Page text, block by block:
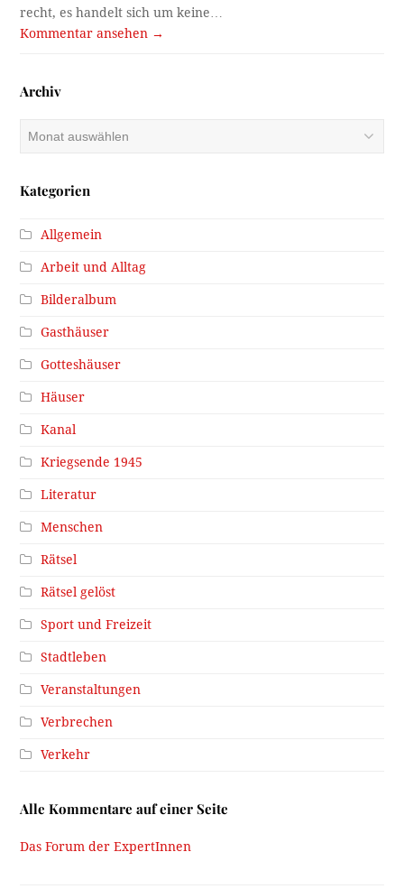
recht, es handelt sich um keine…
Kommentar ansehen →
Archiv
Kategorien
Allgemein
Arbeit und Alltag
Bilderalbum
Gasthäuser
Gotteshäuser
Häuser
Kanal
Kriegsende 1945
Literatur
Menschen
Rätsel
Rätsel gelöst
Sport und Freizeit
Stadtleben
Veranstaltungen
Verbrechen
Verkehr
Alle Kommentare auf einer Seite
Das Forum der ExpertInnen